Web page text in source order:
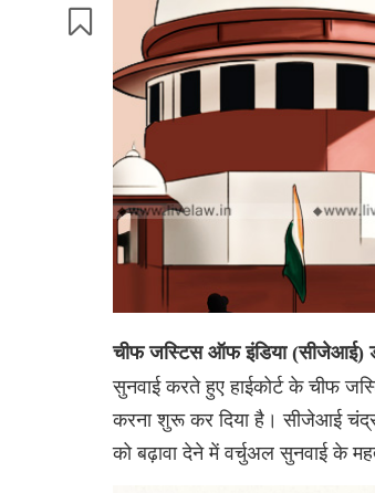
चीफ जस्टिस ऑफ इंडिया (सीजेआई)
सुनवाई करते हुए हाईकोर्ट के चीफ
करना शुरू कर दिया है। सीजेआई
को बढ़ावा देने में वर्चुअल सुनवाई के